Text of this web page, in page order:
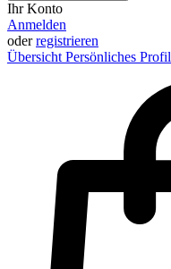
Ihr Konto
Anmelden
oderregistrieren
Übersicht Persönliches Profil